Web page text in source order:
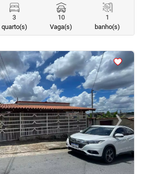
3
quarto(s)
10
Vaga(s)
1
banho(s)
›Next